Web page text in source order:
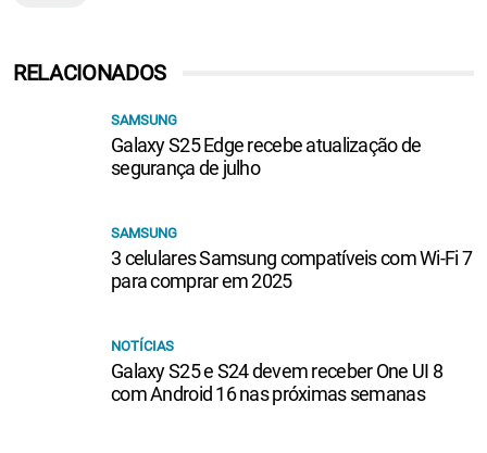
RELACIONADOS
SAMSUNG
Galaxy S25 Edge recebe atualização de
segurança de julho
SAMSUNG
3 celulares Samsung compatíveis com Wi-Fi 7
para comprar em 2025
NOTÍCIAS
Galaxy S25 e S24 devem receber One UI 8
com Android 16 nas próximas semanas